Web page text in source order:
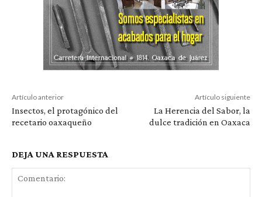
Artículo anterior
Insectos, el protagónico del
recetario oaxaqueño
Artículo siguiente
La Herencia del Sabor, la
dulce tradición en Oaxaca
DEJA UNA RESPUESTA